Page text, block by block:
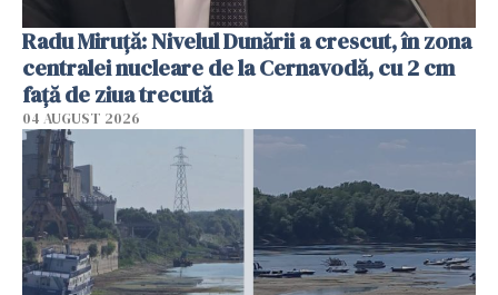
Radu Miruţă: Nivelul Dunării a crescut, în zona
centralei nucleare de la Cernavodă, cu 2 cm
faţă de ziua trecută
04 AUGUST 2026